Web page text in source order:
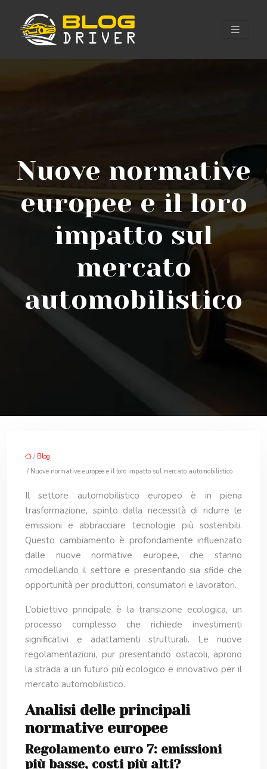
Nuove normative
europee e il loro
impatto sul
mercato
automobilistico
/ Blog
/ Nuove normative europee e il loro impatto sul mercato automobilistico
Il settore automobilistico europeo è in piena
trasformazione, spinto dalla necessità di ridurre le
emissioni e abbracciare tecnologie più sostenibili.
Questo cambiamento è profondamente influenzato
dalle nuove normative europee, che stanno
rimodellando il settore e presentando sia sfide che
opportunità per produttori, consumatori e lavoratori.
L’obiettivo principale è la transizione ecologica, un
processo complesso che richiede investimenti
significativi e adattamenti strutturali. Le nuove
regolamentazioni, pur presentando ostacoli, aprono
la strada a un futuro più ecologico e innovativo per il
mercato automobilistico.
Analisi delle principali
normative europee
Regolamento euro 7: emissioni
più basse, costi più alti?